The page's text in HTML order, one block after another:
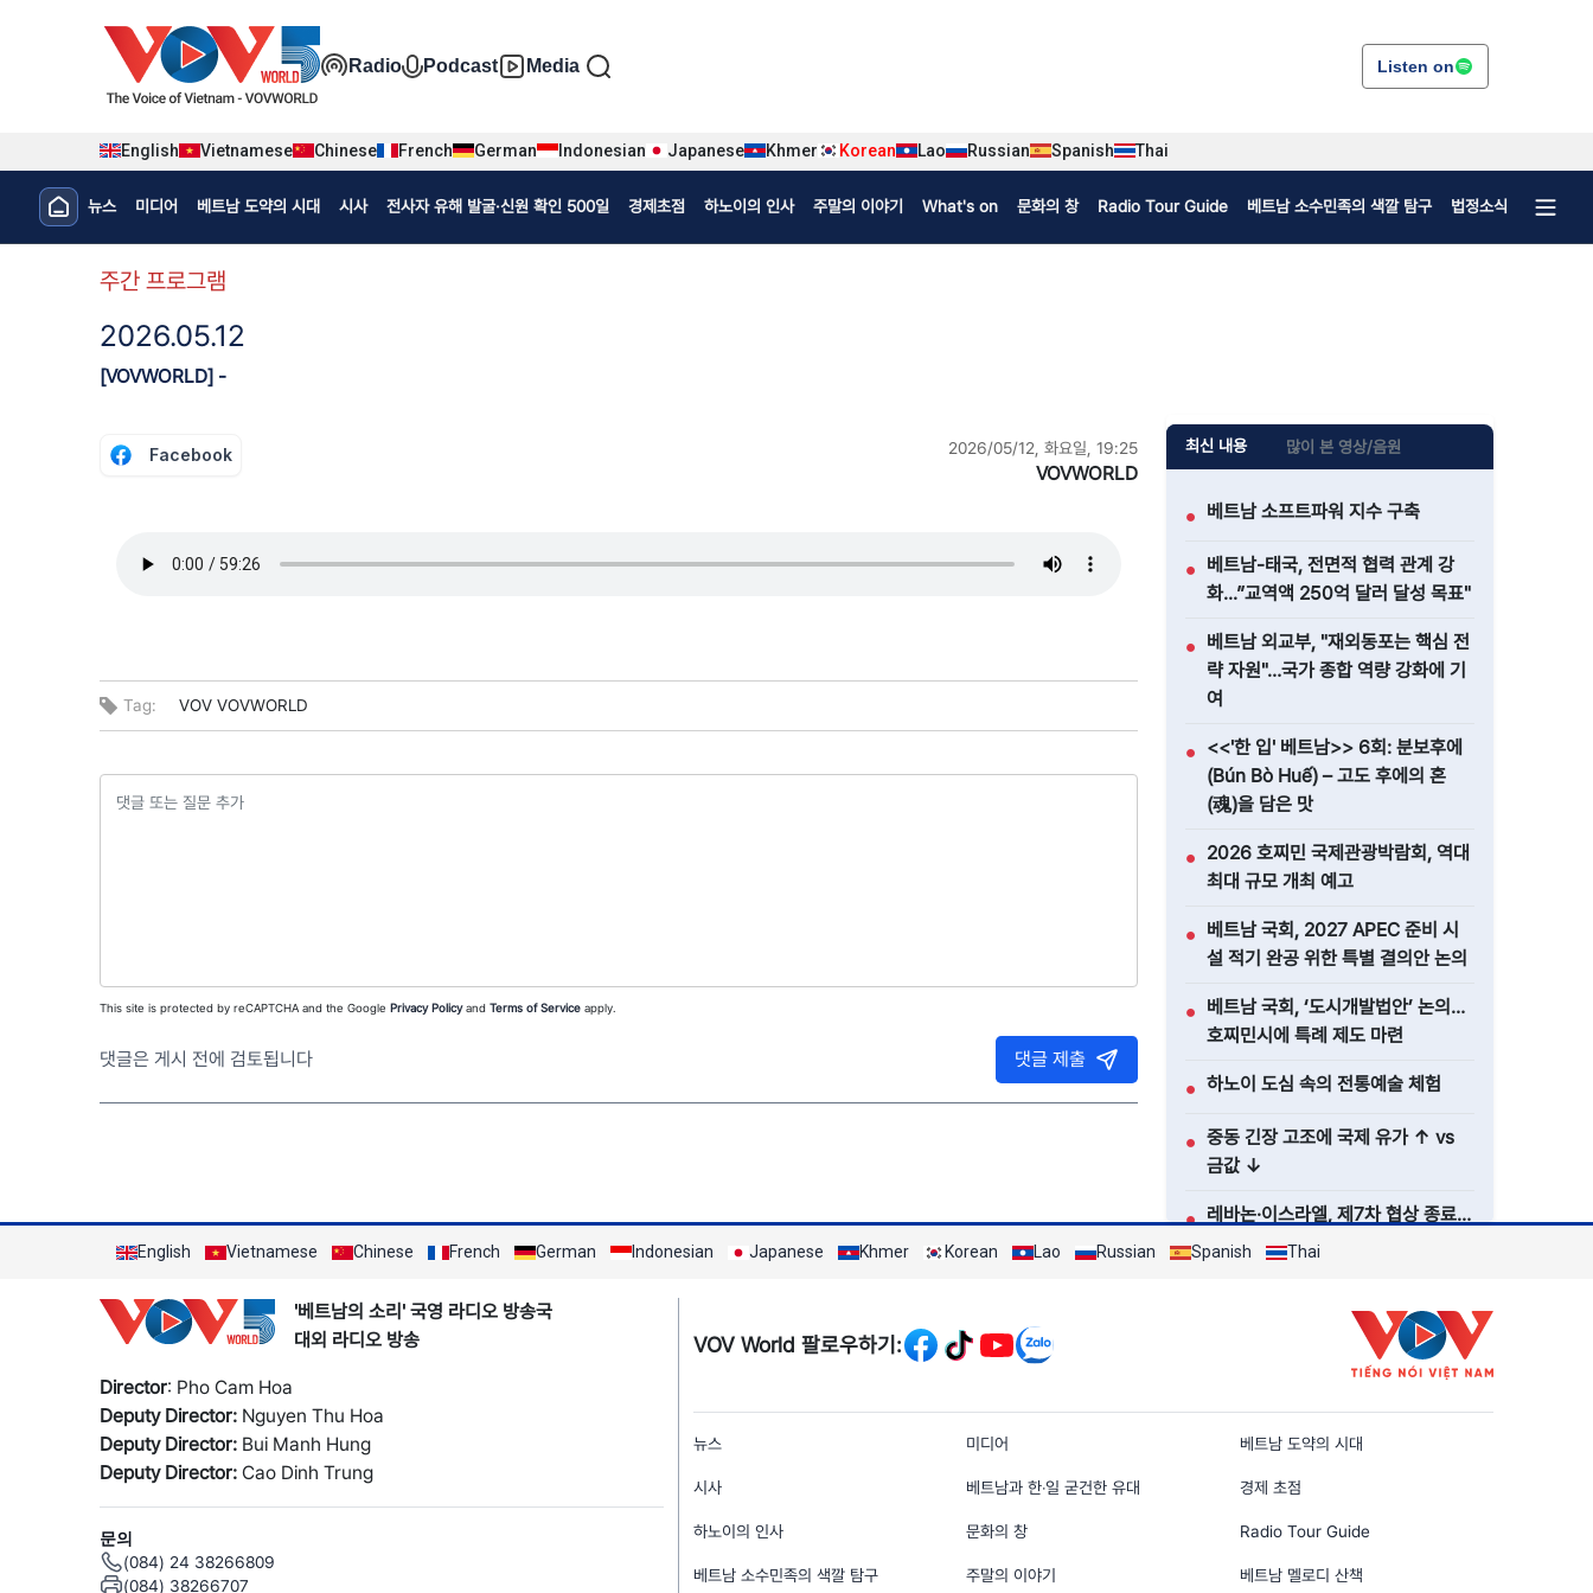
Đa phương tiện tiếng Hàn
Radio Podcast Media Listen on
English Vietnamese Chinese French German Indonesian Japanese Khmer Korean Lao Russian Spanish Thai
Menu trang chủ tiếng Hàn
뉴스 미디어 베트남 도약의 시대 시사 전사자 유해 발굴·신원 확인 500일 경제초점 하노이의 인사 주말의 이야기 What's on 문화의 창 Radio Tour Guide 베트남 소수민족의 색깔 탐구 법정소식
menu phụ tiếng Hàn
주간 프로그램
2026.05.12
[VOVWORLD] -
Facebook 2026/05/12, 화요일, 19:25
VOVWORLD
Tag: VOV VOVWORLD
This site is protected by reCAPTCHA and the Google Privacy Policyand Terms of Service apply.
댓글은 게시 전에 검토됩니다 댓글 제출
최신 내용 많이 본 영상/음원
● 베트남 소프트파워 지수 구축
● 베트남-태국, 전면적 협력 관계 강
화...”교역액 250억 달러 달성 목표"
● 베트남 외교부, "재외동포는 핵심 전
략 자원"…국가 종합 역량 강화에 기
여
● <<'한 입' 베트남>> 6회: 분보후에
(Bún Bò Huế) – 고도 후에의 혼
(魂)을 담은 맛
● 2026 호찌민 국제관광박람회, 역대
최대 규모 개최 예고
● 베트남 국회, 2027 APEC 준비 시
설 적기 완공 위한 특별 결의안 논의
● 베트남 국회, ‘도시개발법안’ 논의…
호찌민시에 특례 제도 마련
● 하노이 도심 속의 전통예술 체험
● 중동 긴장 고조에 국제 유가 ↑ vs
금값 ↓
● 레바논·이스라엘, 제7차 협상 종료…
포로 교환 및 ‘시범 구역’ 논의
English Vietnamese Chinese French German Indonesian Japanese Khmer Korean Lao Russian Spanish Thai
'베트남의 소리' 국영 라디오 방송국
대외 라디오 방송
Director: Pho Cam Hoa
Deputy Director: Nguyen Thu Hoa
Deputy Director: Bui Manh Hung
Deputy Director: Cao Dinh Trung
문의
(084) 24 38266809
(084) 38266707
VOV World 팔로우하기:
menu footer tiếng Hàn
뉴스 미디어 베트남 도약의 시대
시사 베트남과 한‧일 굳건한 유대 경제 초점
하노이의 인사 문화의 창 Radio Tour Guide
베트남 소수민족의 색깔 탐구 주말의 이야기 베트남 멜로디 산책